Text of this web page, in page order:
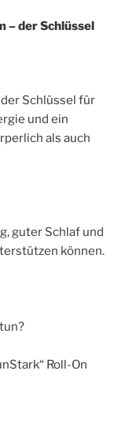
– der Schlüssel
Schlüssel für
und ein
als auch
guter Schlaf und
können.
Roll-On